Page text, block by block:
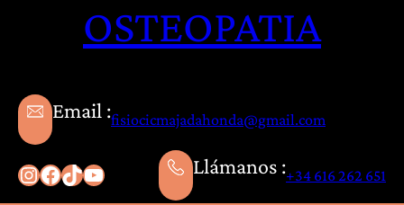
OSTEOPATIA
Email :fisiocicmajadahonda@gmail.com
Instagram
Facebook
TikTokYouTube Llámanos :+34 616 262 651